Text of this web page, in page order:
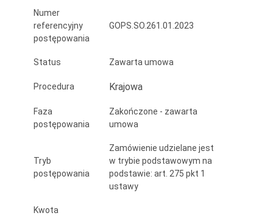
Numer
referencyjny
postępowania
GOPS.SO.261.01.2023
Status Zawarta umowa
Procedura Krajowa
Faza
postępowania
Zakończone - zawarta
umowa
Tryb
postępowania
Zamówienie udzielane jest
w trybie podstawowym na
podstawie: art. 275 pkt 1
ustawy
Kwota